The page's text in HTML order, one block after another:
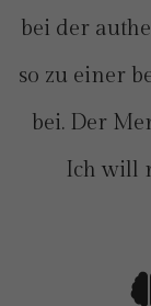
bei der
so zu einer
bei. Der
Ich will